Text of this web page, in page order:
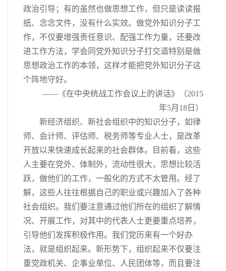
政治引导；有的虽然也做思想工作，但只是读读报
纸、念念文件，没有什么实效。做党外知识分子工
作，不仅要增强责任意识、配强工作力量，还要改
进工作方法，学会同党外知识分子打交道特别是做
思想政治工作的本领，这样才能把党外知识分子这
个阵地守好。
——《在中央统战工作会议上的讲话》（2015
年5月18日）
新经济组织、新社会组织中的知识分子，如律
师、会计师、评估师、税务师等专业人士，是改革
开放以来快速成长起来的社会群体。目前看，这些
人主要在党外、体制外，流动性很大，思想比较活
跃，做他们的工作，一般化的方式不太管用。经了
解，这些人往往根据自己的职业或兴趣加入了各种
社会组织。我们要注意通过他们所在的组织了解情
况、开展工作，对其中的代表人士更要重点培养，
引导他们发挥积极作用。我们党历来有一个好办
法，就是组织起来。新形势下，组织起来不仅要注
重党政机关、企事业单位、人民团体等，而且要注